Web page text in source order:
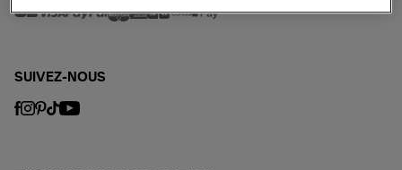
SUIVEZ-NOUS